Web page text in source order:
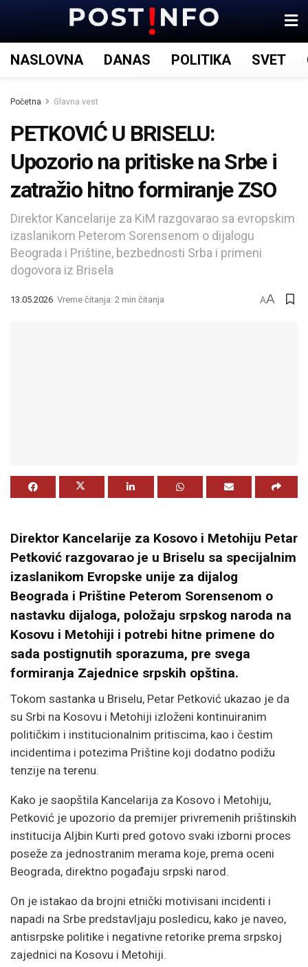
NASLOVNA DANAS POLITIKA SVET
Početna Glavna vest
PETKOVIĆ U BRISELU:
Upozorio na pritiske na Srbe i
zatražio hitno formiranje ZSO
Direktor Kancelarije za KiM razgovarao sa evropskim
izaslanikom Peterom Sorensenom o dijalogu
Beograda i Prištine, bezbednosti Srba i primeni
dogovora iz Brisela
13.05.2026 Vreme čitanja: 2 min čitanja AA
Direktor Kancelarije za Kosovo i Metohiju Petar
Petković razgovarao je u Briselu sa specijalnim
izaslanikom Evropske unije za dijalog
Beograda i Prištine Peterom Sorensenom o
nastavku dijaloga, položaju srpskog naroda na
Kosovu i Metohiji i potrebi hitne primene do
sada postignutih sporazuma, pre svega
formiranja Zajednice srpskih opština.
Tokom sastanka u Briselu, Petar Petković ukazao je da
su Srbi na Kosovu i Metohiji izloženi kontinuiranim
političkim i institucionalnim pritiscima, kao i čestim
incidentima i potezima Prištine koji dodatno podižu
tenzije na terenu.
Kako je saopštila Kancelarija za Kosovo i Metohiju,
Petković je upozorio da premijer privremenih prištinskih
institucija Aljbin Kurti pred gotovo svaki izborni proces
poseže za jednostranim merama koje, prema oceni
Beograda, direktno pogađaju srpski narod.
On je istakao da brojni etnički motivisani incidenti i
napadi na Srbe predstavljaju posledicu, kako je naveo,
antisrpske politike i negativne retorike prema srpskoj
zajednici na Kosovu i Metohiji.